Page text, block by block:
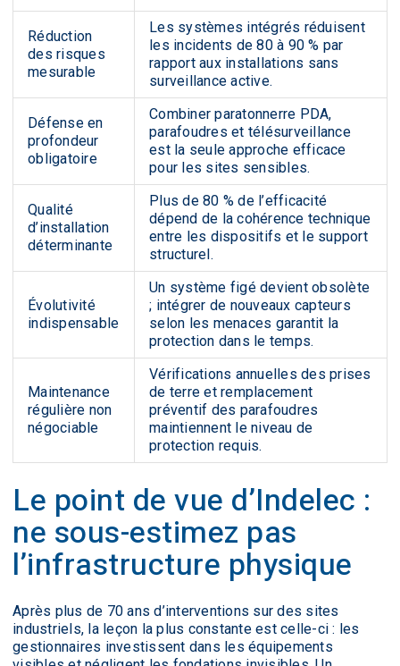
Réduction
des risques
mesurable
Les systèmes intégrés réduisent
les incidents de 80 à 90 % par
rapport aux installations sans
surveillance active.
Défense en
profondeur
obligatoire
Combiner paratonnerre PDA,
parafoudres et télésurveillance
est la seule approche efficace
pour les sites sensibles.
Qualité
d’installation
déterminante
Plus de 80 % de l’efficacité
dépend de la cohérence technique
entre les dispositifs et le support
structurel.
Évolutivité
indispensable
Un système figé devient obsolète
; intégrer de nouveaux capteurs
selon les menaces garantit la
protection dans le temps.
Maintenance
régulière non
négociable
Vérifications annuelles des prises
de terre et remplacement
préventif des parafoudres
maintiennent le niveau de
protection requis.
Le point de vue d’Indelec :
ne sous-estimez pas
l’infrastructure physique
Après plus de 70 ans d’interventions sur des sites
industriels, la leçon la plus constante est celle-ci : les
gestionnaires investissent dans les équipements